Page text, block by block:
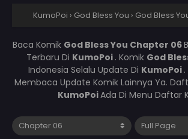
KumoPoi › God Bless You › God Bless
Baca Komik God Bless You Chapter 06
Terbaru Di KumoPoi . Komik God
Indonesia Selalu Update Di KumoPoi
Membaca Update Komik Lainnya Ya.
KumoPoiAda Di Menu Daftar